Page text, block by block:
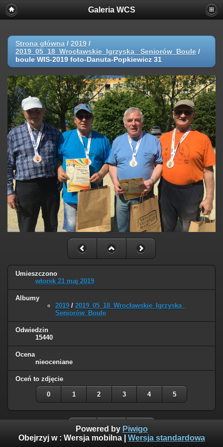
Galeria WCS
Strona główna / 2019 /
2019_05_18_Wrocławskie_Igrzyska_ Seniorów_Boule /
boule WIS-2019 foto-Danuta-Popkiewicz 31
Umieszczono
wtorek 21 maj 2019
Albumy
2019 / 2019_05_18_Wrocławskie_Igrzyska_
Seniorów_Boule
Odwiedzin
15440
Ocena
nieoceniane
Oceń to zdjęcie
0 1 2 3 4 5
Powered by Piwigo
Obejrzyj w : Wersja mobilna| Wersja standardowa